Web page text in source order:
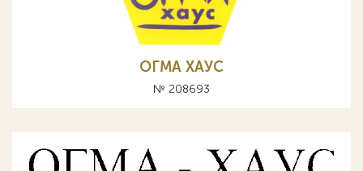
ОГМА ХАУС
№ 208693